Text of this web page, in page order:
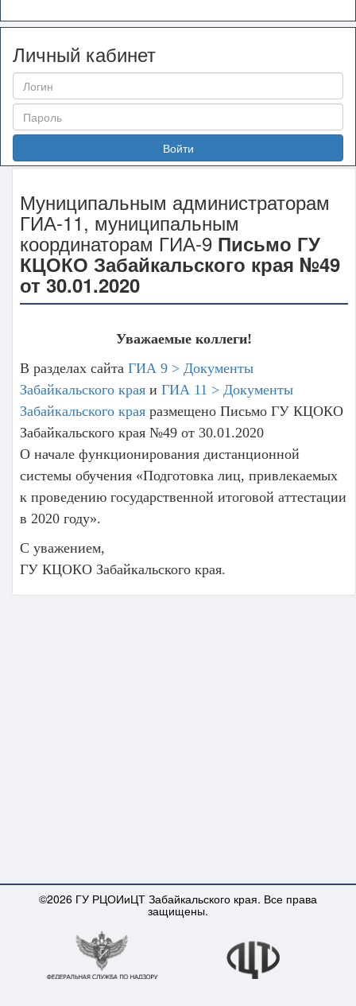
Личный кабинет
Войти
Муниципальным администраторам
ГИА-11, муниципальным
координаторам ГИА-9 Письмо ГУ
КЦОКО Забайкальского края №49
от 30.01.2020
Уважаемые коллеги!
В разделах сайта ГИА 9 > Документы
Забайкальского края и ГИА 11 > Документы
Забайкальского края размещено Письмо ГУ КЦОКО
Забайкальского края №49 от 30.01.2020
О начале функционирования дистанционной
системы обучения «Подготовка лиц, привлекаемых
к проведению государственной итоговой аттестации
в 2020 году».
С уважением,
ГУ КЦОКО Забайкальского края.
©2026 ГУ РЦОИиЦТ Забайкальского края. Все права
защищены.